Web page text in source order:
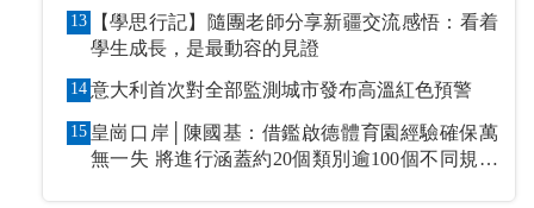
13
【學思行記】隨團老師分享新疆交流感悟：看着
學生成長，是最動容的見證
14 意大利首次對全部監測城市發布高溫紅色預警
15 皇崗口岸│陳國基：借鑑啟德體育園經驗確保萬
無一失 將進行涵蓋約20個類別逾100個不同規模